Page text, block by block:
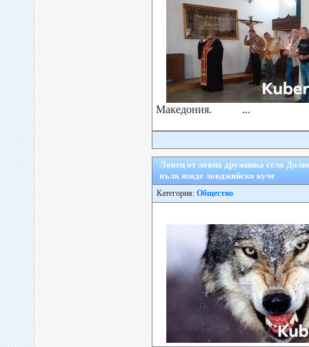
Македония. ...
Ловец от ловна дружинка село
вълк изяде ловджийско куче
Категория: Общество